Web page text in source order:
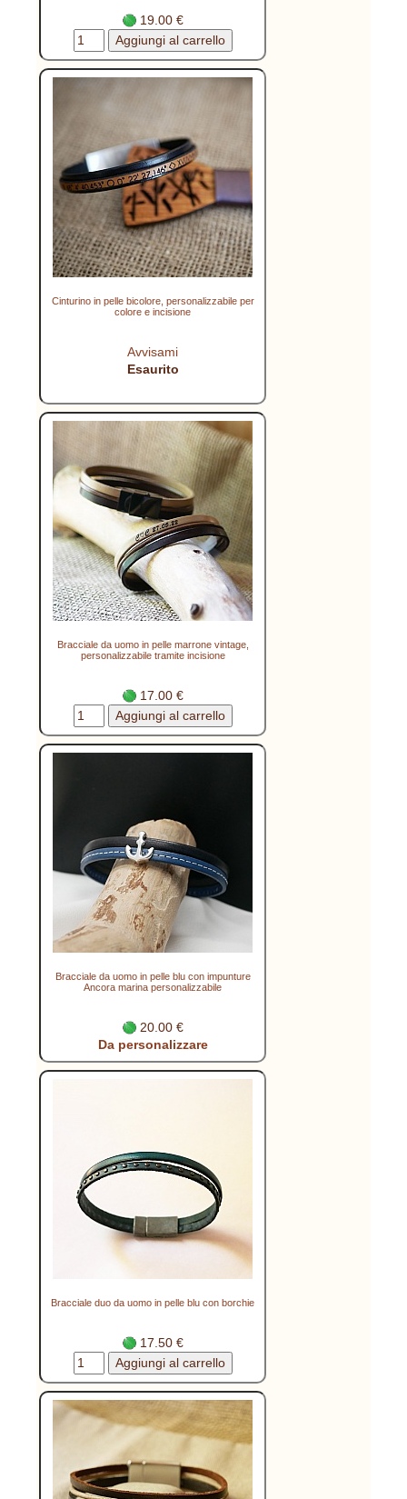
19.00 €
Cinturino in pelle bicolore, personalizzabile per
colore e incisione
Avvisami
Esaurito
Bracciale da uomo in pelle marrone vintage,
personalizzabile tramite incisione
17.00 €
Bracciale da uomo in pelle blu con impunture
Ancora marina personalizzabile
20.00 €
Da personalizzare
Bracciale duo da uomo in pelle blu con borchie
17.50 €